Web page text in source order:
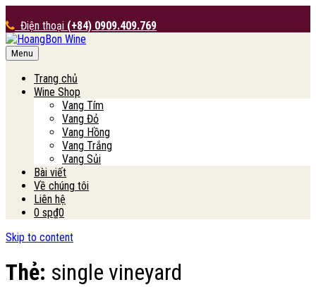
Điện thoại (+84) 0909.409.769
HoangBon Wine
Menu
Trang chủ
Wine Shop
Vang Tím
Vang Đỏ
Vang Hồng
Vang Trắng
Vang Sủi
Bài viết
Về chúng tôi
Liên hệ
0 sp₫0
Skip to content
Thẻ: single vineyard